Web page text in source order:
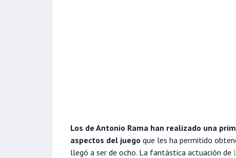
Los de Antonio Rama han realizado una
aspectos del juego que les ha permitido
llegó a ser de ocho. La fantástica actuación de